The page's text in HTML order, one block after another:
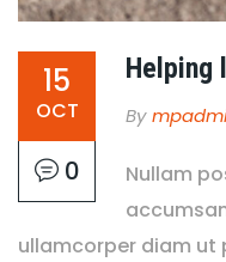
15
OCT
0
Helping
By
Nullam
ullamcorper diam ut